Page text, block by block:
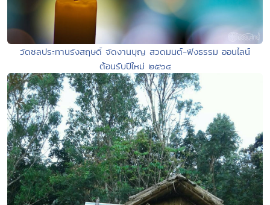
วัดชลประทานรังสฤษดิ์ จัดงานบุญ สวดมนต์-ฟังธรรม ออนไลน์
ต้อนรับปีใหม่ ๒๕๖๔